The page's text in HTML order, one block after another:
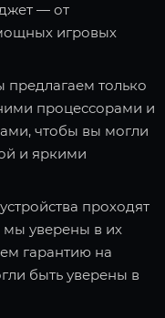
— от
игровых
только
процессорами и
чтобы вы могли
и яркими
проходят
мы уверены в их
гарантию на
быть уверены в